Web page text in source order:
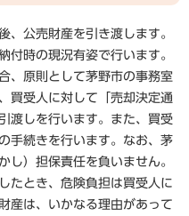
、公売財産を引き渡します。
付時の現況有姿で行います。
、原則として茅野市の事務室
買受人に対して「売却決定通
渡しを行います。また、買受
手続きを行います。なお、茅
し）担保責任を負いません。
たとき、危険負担は買受人に
産は、いかなる理由があって